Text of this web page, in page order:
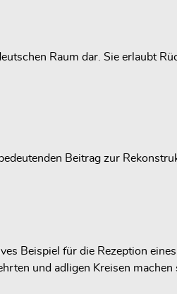
Raum dar. Sie erlaubt
Beitrag zur
Beispiel für die Rezeption
und adligen Kreisen machen